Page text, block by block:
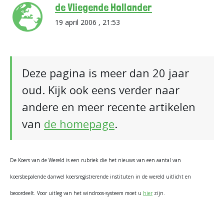
de Vliegende Hollander
19 april 2006 , 21:53
Deze pagina is meer dan 20 jaar
oud. Kijk ook eens verder naar
andere en meer recente artikelen
van de homepage.
De Koers van de Wereld is een rubriek die het nieuws van een aantal van
koersbepalende danwel koersregistrerende instituten in de wereld uitlicht en
beoordeelt. Voor uitleg van het windroos-systeem moet u hier zijn.